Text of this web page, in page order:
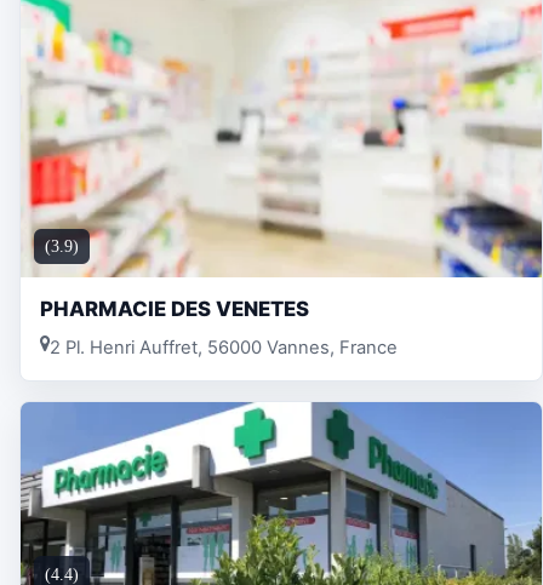
(3.9)
PHARMACIE DES VENETES
2 Pl. Henri Auffret, 56000 Vannes, France
(4.4)